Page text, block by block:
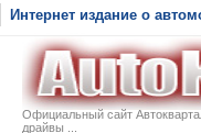
Интернет издание о
Официальный сайт
драйвы ...